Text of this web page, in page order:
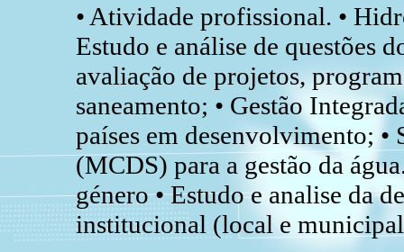
• Atividade profissional. •
Estudo e análise de questões
avaliação de projetos,
saneamento; • Gestão
países em desenvolvimento;
(MCDS) para a gestão da
género • Estudo e analise da
institucional (local e